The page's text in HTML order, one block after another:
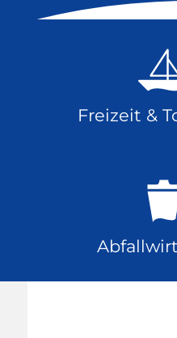
Freizeit &